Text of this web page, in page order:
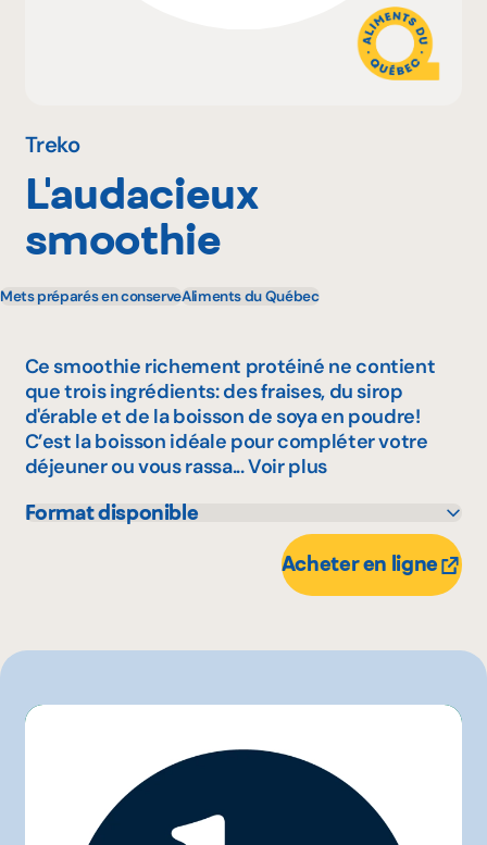
Treko
L'audacieux
smoothie
Mets préparés en conserveAliments du Québec
Ce smoothie richement protéiné ne contient
que trois ingrédients: des fraises, du sirop
d'érable et de la boisson de soya en poudre!
C’est la boisson idéale pour compléter votre
déjeuner ou vous rassa...Voir plus
Format disponible
Acheter en ligne